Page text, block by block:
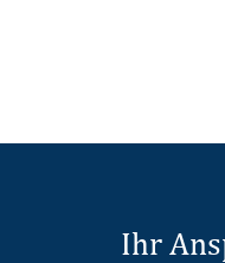
Ihr